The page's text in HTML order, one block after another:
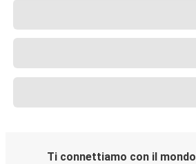
Ti connettiamo con il mondo